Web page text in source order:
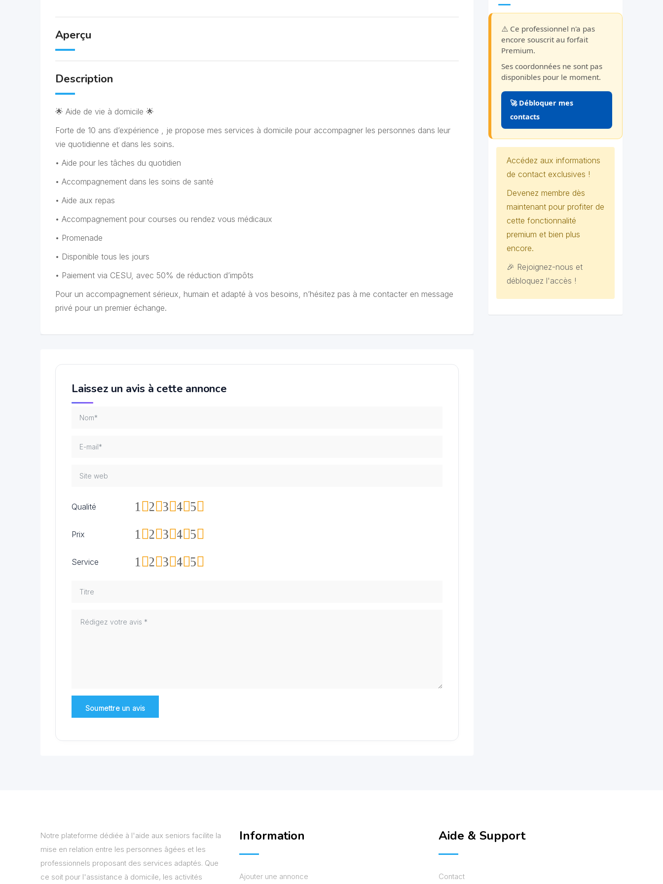
Aperçu
Description
🌟 Aide de vie à domicile 🌟
Forte de 10 ans d’expérience , je propose mes services à domicile pour accompagner les personnes dans leur
vie quotidienne et dans les soins.
• Aide pour les tâches du quotidien
• Accompagnement dans les soins de santé
• Aide aux repas
• Accompagnement pour courses ou rendez vous médicaux
• Promenade
• Disponible tous les jours
• Paiement via CESU, avec 50% de réduction d’impôts
Pour un accompagnement sérieux, humain et adapté à vos besoins, n’hésitez pas à me contacter en message
privé pour un premier échange.
Laissez un avis à cette annonce
Qualité 5
4
3
2
1
Prix 5
4
3
2
1
Service 5
4
3
2
1
⚠️ Ce professionnel n'a pas
encore souscrit au forfait
Premium.
Ses coordonnées ne sont pas
disponibles pour le moment.
🚀 Débloquer mes
contacts
Accédez aux informations
de contact exclusives !
Devenez membre dès
maintenant pour profiter de
cette fonctionnalité
premium et bien plus
encore.
🎉 Rejoignez-nous et
débloquez l'accès !
Notre plateforme dédiée à l'aide aux seniors facilite la
mise en relation entre les personnes âgées et les
professionnels proposant des services adaptés. Que
ce soit pour l'assistance à domicile, les activités
Information
Ajouter une annonce
Aide & Support
Contact